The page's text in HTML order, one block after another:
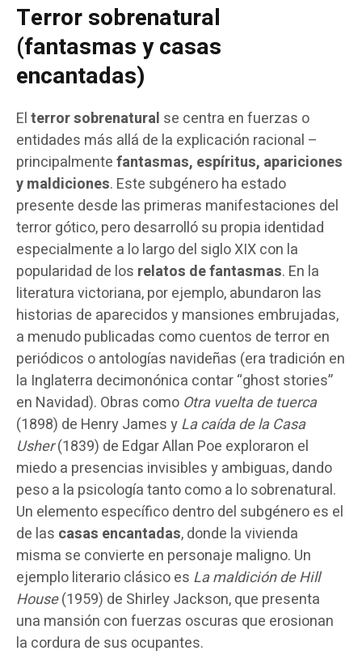
Terror sobrenatural
(fantasmas y casas
encantadas)
Elterror sobrenatural se centra en fuerzas o
entidades más allá de la explicación racional –
principalmentefantasmas, espíritus, apariciones
y maldiciones. Este subgénero ha estado
presente desde las primeras manifestaciones del
terror gótico, pero desarrolló su propia identidad
especialmente a lo largo del siglo XIX con la
popularidad de los relatos de fantasmas. En la
literatura victoriana, por ejemplo, abundaron las
historias de aparecidos y mansiones embrujadas,
a menudo publicadas como cuentos de terror en
periódicos o antologías navideñas (era tradición en
la Inglaterra decimonónica contar “ghost stories”
en Navidad). Obras como Otra vuelta de tuerca
(1898) de Henry James yLa caída de la Casa
Usher(1839) de Edgar Allan Poe exploraron el
miedo a presencias invisibles y ambiguas, dando
peso a la psicología tanto como a lo sobrenatural.
Un elemento específico dentro del subgénero es el
de las casas encantadas, donde la vivienda
misma se convierte en personaje maligno. Un
ejemplo literario clásico es La maldición de Hill
House(1959) de Shirley Jackson, que presenta
una mansión con fuerzas oscuras que erosionan
la cordura de sus ocupantes.